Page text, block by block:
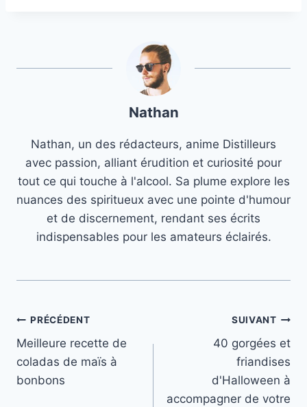
Nathan
Nathan, un des rédacteurs, anime Distilleurs
avec passion, alliant érudition et curiosité pour
tout ce qui touche à l'alcool. Sa plume explore les
nuances des spiritueux avec une pointe d'humour
et de discernement, rendant ses écrits
indispensables pour les amateurs éclairés.
Navigation
de
l’article
PRÉCÉDENT
Meilleure recette de
coladas de maïs à
bonbons
SUIVANT
40 gorgées et
friandises
d'Halloween à
accompagner de votre